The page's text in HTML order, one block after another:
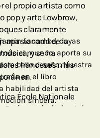
el propio artista como
pop y arte Lowbrow,
claramente
apasionado de la
y se ha
franceses más
École Nationale
París, su ciudad natal,
Lacombe, cuyas
el mundo, aporta su
bello diseño. Nuestra
en el libro
habilidad del artista
sincera.